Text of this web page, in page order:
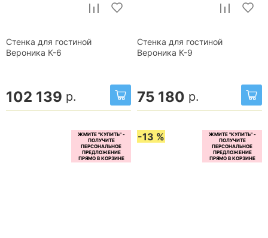
Стенка для гостиной
Вероника К-6
102 139 р.
Стенка для гостиной
Вероника К-9
75 180 р.
-13 %